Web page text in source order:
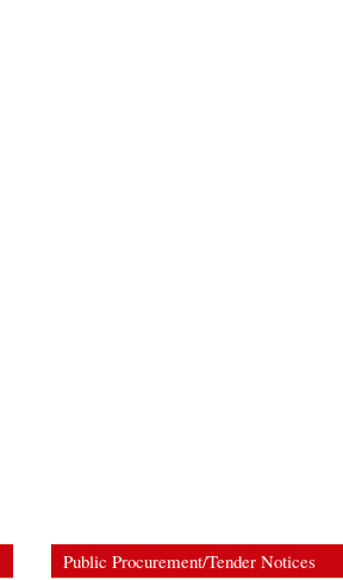
Public Procurement/Tender Notices